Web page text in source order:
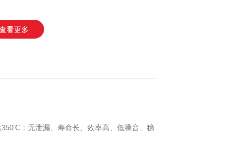
看更多
；无泄漏、寿命长、效率高、低噪音、稳